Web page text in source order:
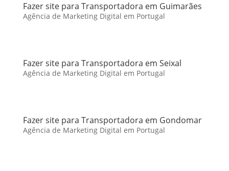
Fazer site para Transportadora em Guimarães
Agência de Marketing Digital em Portugal
Fazer site para Transportadora em Seixal
Agência de Marketing Digital em Portugal
Fazer site para Transportadora em Gondomar
Agência de Marketing Digital em Portugal